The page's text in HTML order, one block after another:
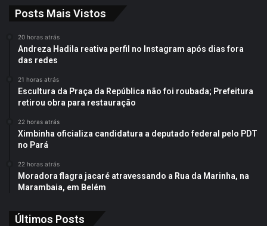
Posts Mais Vistos
20 horas atrás
Andreza Hadila reativa perfil no Instagram após dias fora
das redes
21 horas atrás
Escultura da Praça da República não foi roubada; Prefeitura
retirou obra para restauração
22 horas atrás
Ximbinha oficializa candidatura a deputado federal pelo PDT
no Pará
22 horas atrás
Moradora flagra jacaré atravessando a Rua da Marinha, na
Marambaia, em Belém
Últimos Posts